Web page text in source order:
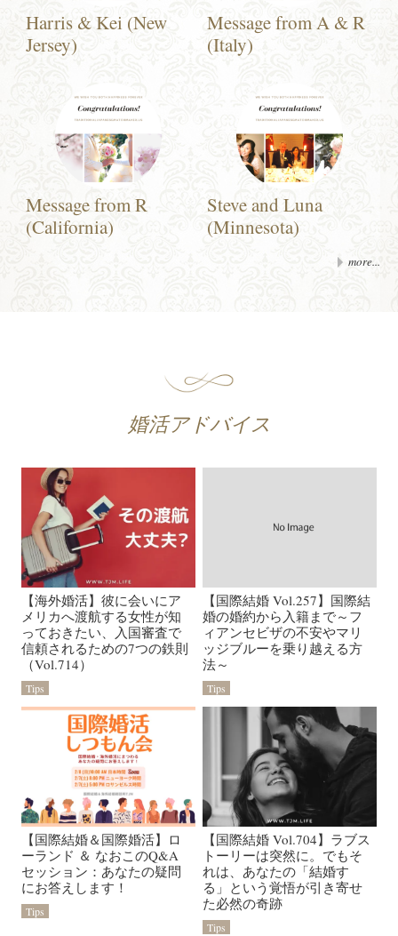
Harris & Kei (New
Jersey)
Message from A & R
(Italy)
Message from R
(California)
Steve and Luna
(Minnesota)
more...
婚活アドバイス
【海外婚活】彼に会いにア
メリカへ渡航する女性が知
っておきたい、入国審査で
信頼されるための7つの鉄則
（Vol.714）
Tips
【国際結婚 Vol.257】国際結
婚の婚約から入籍まで～フ
ィアンセビザの不安やマリ
ッジブルーを乗り越える方
法～
Tips
【国際結婚＆国際婚活】ロ
ーランド ＆ なおこのQ&A
セッション：あなたの疑問
にお答えします！
Tips
【国際結婚 Vol.704】ラブス
トーリーは突然に。でもそ
れは、あなたの「結婚す
る」という覚悟が引き寄せ
た必然の奇跡
Tips